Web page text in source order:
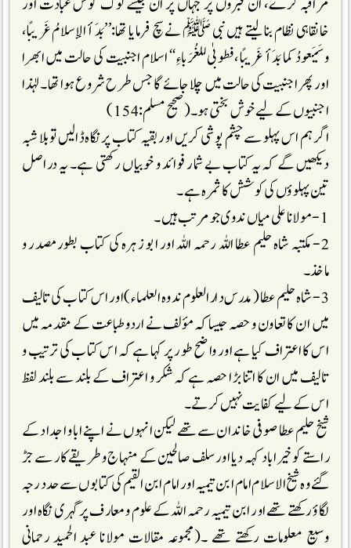
خانقاہی نظام بنا لیتے ہیں نبی ﷺ نے سچ فرمایا تھا:’’بَدَأ الإسلامُ غَريبًا،
وسَيَعودُ كما بَدَأ غَريبًا، فطوبٰى للغُرَباءِ‘‘ اسلام اجنبیت کی حالت میں ابھرا
اور پھر اجنبیت کی حالت میں چلا جائے گا جس طرح شروع ہوا تھا ۔لہٰذا
اجنبیوں کے لیے خوش بختی ہو۔(صحیح مسلم:154)
اگر ہم اس پہلو سے چشم پوشی کریں اور بقیہ کتاب پر نگاہ ڈالیں تو بلا شبہ
دیکھیں گے کہ یہ کتاب بے شمار فوائد و خوبیاں رکھتی ہے۔ یہ دراصل
تین پہلوؤں کی کوشش کا ثمرہ ہے ۔
1-مولانا علی میاں ندوی جو مرتب ہیں۔
2- مکتبہ شاہ حلیم عطا اللہ رحمہ اللہ اور ابو زہرہ کی کتاب بطور مصدر و
ماخذ۔
3- شاہ حلیم عطا (مدرس دارالعلوم ندوہ العلماء )اور اس کتاب کی تالیف
میں ان کا تعاون و حصہ جیسا کہ مؤلف نے اردوطباعت کے مقدمہ میں
اس کا اعتراف کیا ہے اور واضح طور پر کہا ہے کہ اس کتاب کی ترتیب و
تالیف میں ان کا اتنا بڑا حصہ ہے کہ شکر و اعتراف کے بلند سے بلند لفظ
اس کے لیے کفایت نہیں کرتے ۔
شیخ حلیم عطا صوفی خاندان سے تھے لیکن انہوں نے اپنے ابا و اجداد کے
راستے کو خیراباد کہہ دیا اور سلف صالحین کے منہا ج و طریقے کار سے جڑ
گئے وہ شیخ الاسلام امام ابن تیمیہ اور امام ابن القیم کی کتابوں سے حد درجہ
لگاؤ رکھتے تھے اور ابن تیمیہ رحمہ اللہ کے علوم و معارف پر گہری نگاہ اور
وسیع معلومات رکھتے تھے ۔(مجموعہ مقالات مولانا عبد الحمید رحمانی